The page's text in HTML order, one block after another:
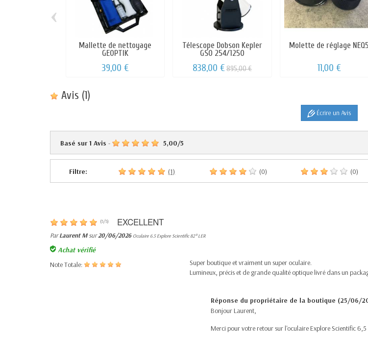
Mallette de nettoyage
GEOPTIK
39,00 €
Télescope Dobson Kepler
GSO 254/1250
838,00 €895,00 €
Molette de réglage NEQ5
11,00 €
‹
Avis (1)
Écrire un Avis
Basé sur1 Avis - 5,00/5
Filtre: (1) (0) (0)
(5/5) EXCELLENT
ParLaurent Msur20/06/2026 Oculaire 6.5 Explore Scientific 82° LER
Achat vérifié
Note Totale:
Super boutique et vraiment un super oculaire.
Lumineux, précis et de grande qualité optique livré dans un
Réponse du propriétaire de la boutique (25/06/
Bonjour Laurent,
Merci pour votre retour sur l'oculaire Explore Scientific 6,5